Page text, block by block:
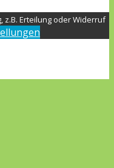
z.B. Erteilung oder Widerruf